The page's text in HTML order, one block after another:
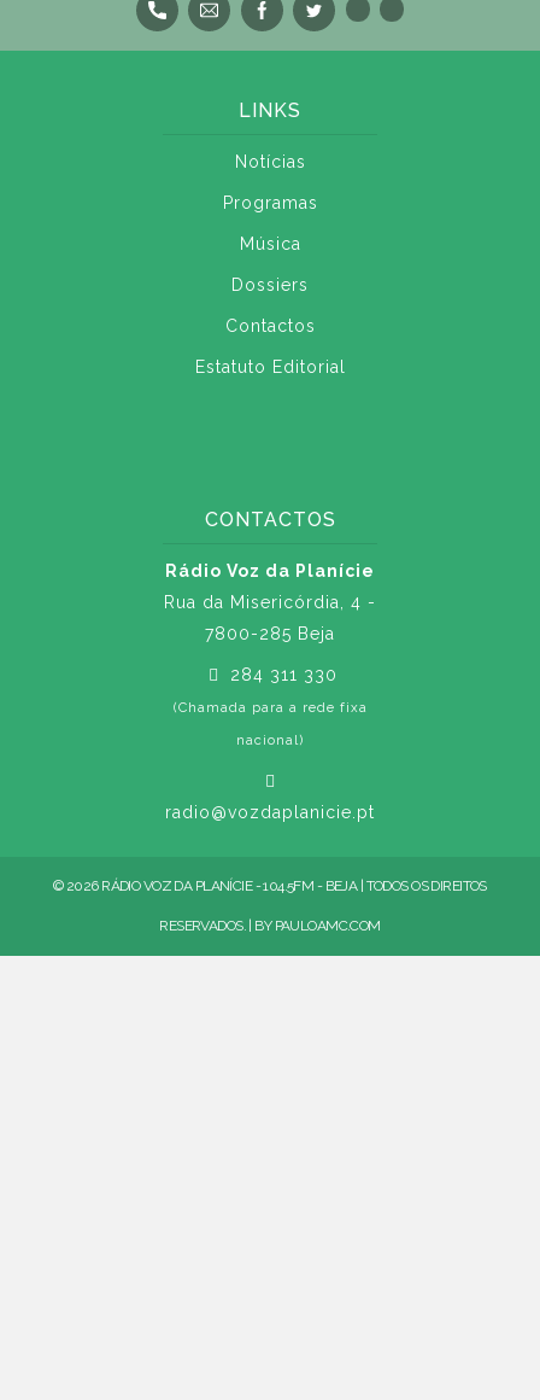
LINKS
Notícias
Programas
Música
Dossiers
Contactos
Estatuto Editorial
CONTACTOS
Rádio Voz da Planície
Rua da Misericórdia, 4 -
7800-285 Beja
284 311 330
(Chamada para a rede fixa
nacional)
radio@vozdaplanicie.pt
© 2026 RÁDIO VOZ DA PLANÍCIE - 104.5FM - BEJA | TODOS OS DIREITOS
RESERVADOS. | BY PAULOAMC.COM